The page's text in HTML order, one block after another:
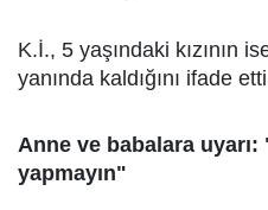
K.İ., 5 yaşındaki kızının
yanında kaldığını ifade
Anne ve babalara uyarı:
yapmayın"